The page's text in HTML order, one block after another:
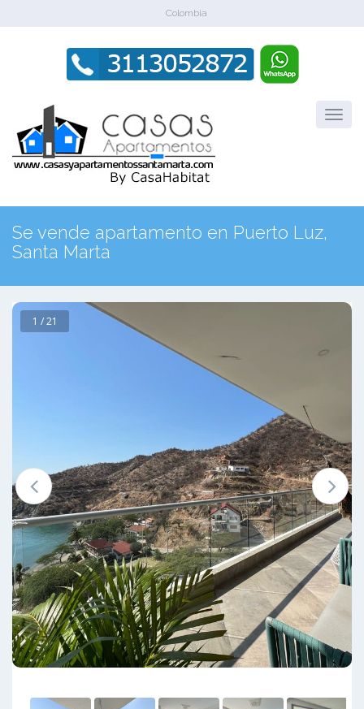
Colombia
Se vende apartamento en Puerto Luz,
Santa Marta
1 / 21